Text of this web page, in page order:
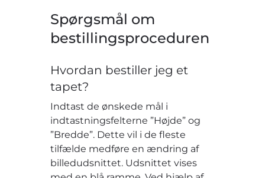
Spørgsmål om
bestillingsproceduren
Hvordan bestiller jeg et
tapet?
Indtast de ønskede mål i
indtastningsfelterne ”Højde” og
”Bredde”. Dette vil i de fleste
tilfælde medføre en ændring af
billedudsnittet. Udsnittet vises